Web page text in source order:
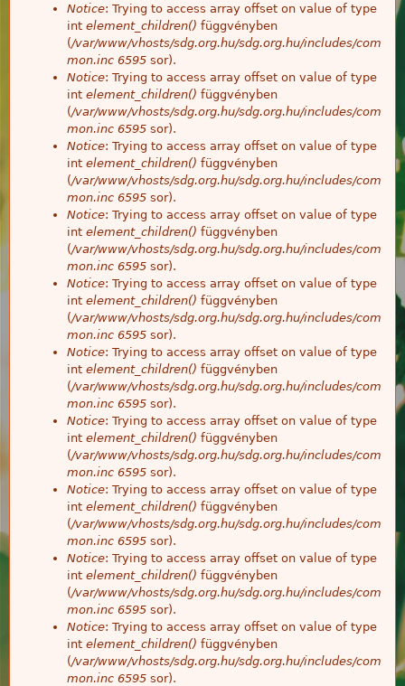
Notice: Trying to access array offset on value of type
int element_children() függvényben
(/var/www/vhosts/sdg.org.hu/sdg.org.hu/includes/com
mon.inc 6595 sor).
Notice: Trying to access array offset on value of type
int element_children() függvényben
(/var/www/vhosts/sdg.org.hu/sdg.org.hu/includes/com
mon.inc 6595 sor).
Notice: Trying to access array offset on value of type
int element_children() függvényben
(/var/www/vhosts/sdg.org.hu/sdg.org.hu/includes/com
mon.inc 6595 sor).
Notice: Trying to access array offset on value of type
int element_children() függvényben
(/var/www/vhosts/sdg.org.hu/sdg.org.hu/includes/com
mon.inc 6595 sor).
Notice: Trying to access array offset on value of type
int element_children() függvényben
(/var/www/vhosts/sdg.org.hu/sdg.org.hu/includes/com
mon.inc 6595 sor).
Notice: Trying to access array offset on value of type
int element_children() függvényben
(/var/www/vhosts/sdg.org.hu/sdg.org.hu/includes/com
mon.inc 6595 sor).
Notice: Trying to access array offset on value of type
int element_children() függvényben
(/var/www/vhosts/sdg.org.hu/sdg.org.hu/includes/com
mon.inc 6595 sor).
Notice: Trying to access array offset on value of type
int element_children() függvényben
(/var/www/vhosts/sdg.org.hu/sdg.org.hu/includes/com
mon.inc 6595 sor).
Notice: Trying to access array offset on value of type
int element_children() függvényben
(/var/www/vhosts/sdg.org.hu/sdg.org.hu/includes/com
mon.inc 6595 sor).
Notice: Trying to access array offset on value of type
int element_children() függvényben
(/var/www/vhosts/sdg.org.hu/sdg.org.hu/includes/com
mon.inc 6595 sor).